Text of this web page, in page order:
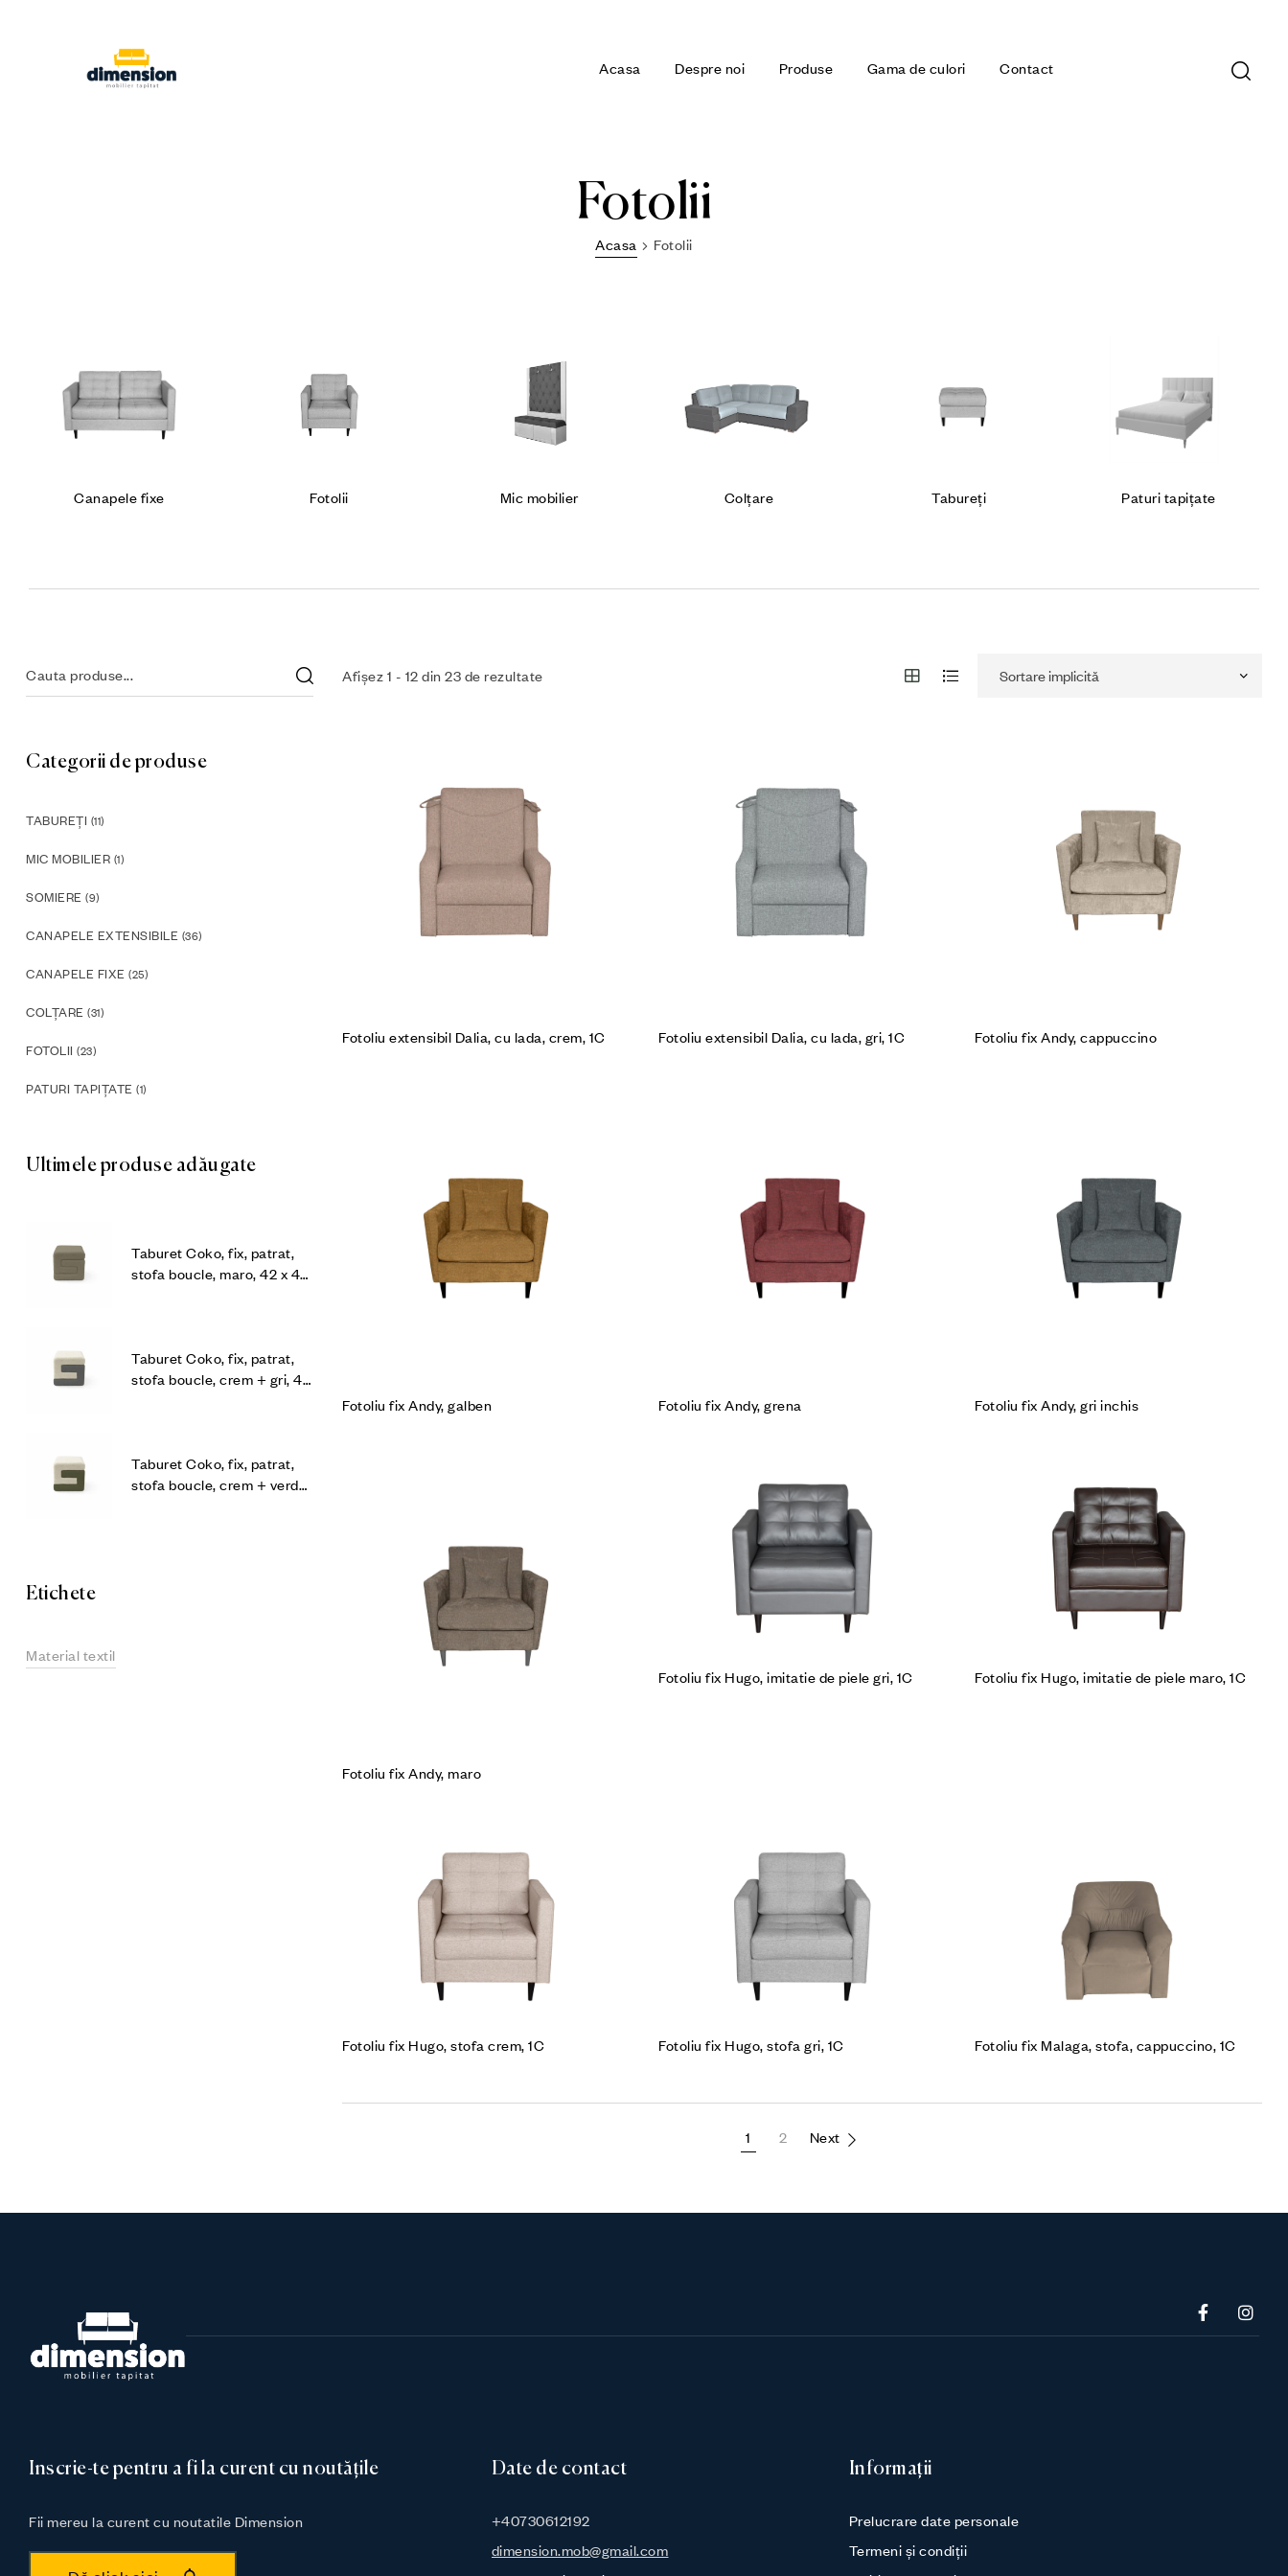
Acasa Despre noi Produse Gama de culori Contact
Fotolii
Acasa Fotolii
Fotolii Mic mobilier Colțare Tabureți Paturi tapițate Somiere
Afișez 1 - 12 din 23 de rezultate
Fotoliu extensibil Dalia, cu lada, crem, 1C Fotoliu extensibil Dalia, cu lada, gri, 1C Fotoliu fix Andy, cappuccino
Fotoliu fix Andy, galben Fotoliu fix Andy, grena Fotoliu fix Andy, gri inchis
Cumpără produsul
Fotoliu fix Andy, maro
Cumpără produsul
Fotoliu fix Hugo, imitatie de piele gri, 1C Fotoliu fix Hugo, imitatie de piele maro, 1C
Cumpără produsul
Fotoliu fix Hugo, stofa crem, 1C Fotoliu fix Hugo, stofa gri, 1C Fotoliu fix Malaga, stofa, cappuccino, 1C
1 2 Next
Categorii de produse
TABUREȚI (11)
MIC MOBILIER (1)
SOMIERE (9)
CANAPELE EXTENSIBILE (36)
CANAPELE FIXE (25)
COLȚARE (31)
FOTOLII (23)
PATURI TAPIȚATE (1)
Ultimele produse adăugate
Taburet Coko, fix, patrat,
stofa boucle, maro, 42 x 42
Taburet Coko, fix, patrat,
stofa boucle, crem + gri, 42
Taburet Coko, fix, patrat,
stofa boucle, crem + verde,
Etichete
Material textil
Inscrie-te pentru a fi la curent cu noutățile
Fii mereu la curent cu noutatile Dimension
Date de contact
+40730612192
dimension.mob@gmail.com
Informații
Prelucrare date personale
Termeni și condiții